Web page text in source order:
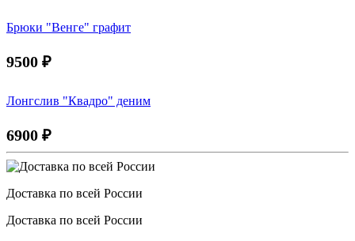
Брюки "Венге" графит
9500 ₽
Лонгслив "Квадро" деним
6900 ₽
Доставка по всей России
Доставка по всей России